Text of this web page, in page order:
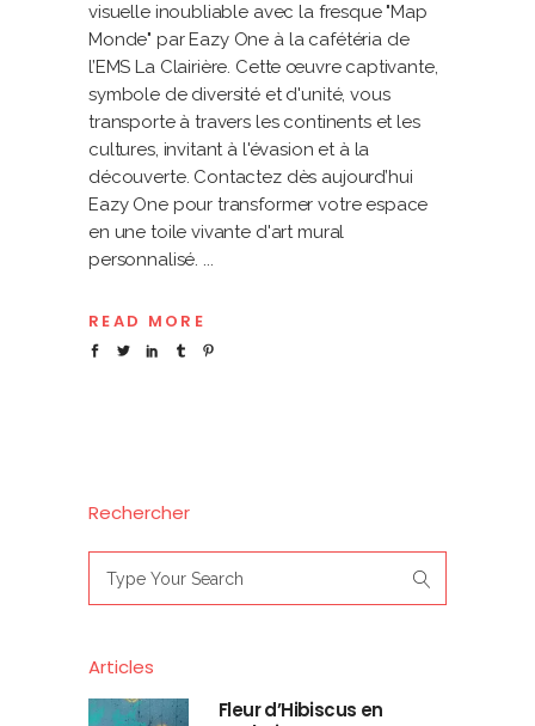
visuelle inoubliable avec la fresque "Map
Monde" par Eazy One à la cafétéria de
l’EMS La Clairière. Cette œuvre captivante,
symbole de diversité et d'unité, vous
transporte à travers les continents et les
cultures, invitant à l'évasion et à la
découverte. Contactez dès aujourd’hui
Eazy One pour transformer votre espace
en une toile vivante d'art mural
personnalisé.
READ MORE
Rechercher
for:
Articles
Fleur d’Hibiscus en